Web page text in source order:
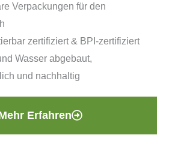
Verpackungen für den
zertifiziert & BPI-zertifiziert
Wasser abgebaut,
und nachhaltig
Erfahren